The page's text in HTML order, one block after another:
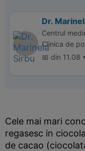
Dr.
Centrul
Clinica de
📅 din 11.08
Cele mai mari
regasesc in
de cacao